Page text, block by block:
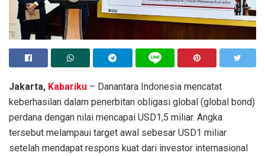
Jakarta, Kabariku – Danantara Indonesia mencatat
keberhasilan dalam penerbitan obligasi global (global bond)
perdana dengan nilai mencapai USD1,5 miliar. Angka
tersebut melampaui target awal sebesar USD1 miliar
setelah mendapat respons kuat dari investor internasional